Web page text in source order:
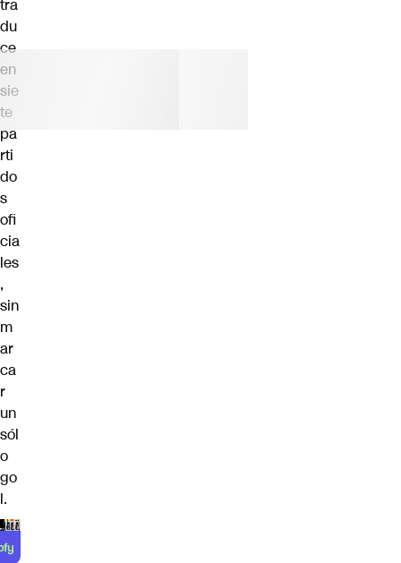
tra
du
ce
en
sie
te
pa
rti
do
s
ofi
cia
les
,
sin
m
ar
ca
r
un
sól
o
go
l.